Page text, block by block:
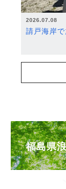
2026.07.08
請戸海岸
福島県